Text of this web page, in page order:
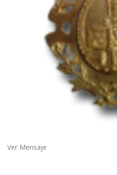
Ver Mensaje